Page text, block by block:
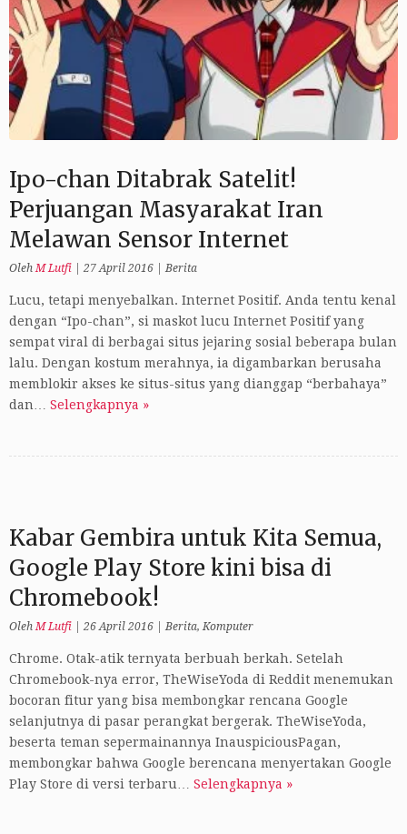
Ipo-chan Ditabrak Satelit!
Perjuangan Masyarakat Iran
Melawan Sensor Internet
Oleh M Lutfi 27 April 2016 Berita
Lucu, tetapi menyebalkan. Internet Positif. Anda tentu kenal
dengan “Ipo-chan”, si maskot lucu Internet Positif yang
sempat viral di berbagai situs jejaring sosial beberapa bulan
lalu. Dengan kostum merahnya, ia digambarkan berusaha
memblokir akses ke situs-situs yang dianggap “berbahaya”
dan… Selengkapnya »
Kabar Gembira untuk Kita Semua,
Google Play Store kini bisa di
Chromebook!
Oleh M Lutfi 26 April 2016 Berita, Komputer
Chrome. Otak-atik ternyata berbuah berkah. Setelah
Chromebook-nya error, TheWiseYoda di Reddit menemukan
bocoran fitur yang bisa membongkar rencana Google
selanjutnya di pasar perangkat bergerak. TheWiseYoda,
beserta teman sepermainannya InauspiciousPagan,
membongkar bahwa Google berencana menyertakan Google
Play Store di versi terbaru… Selengkapnya »